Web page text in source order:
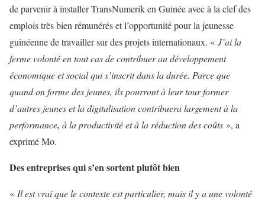
de parvenir à installer TransNumerik en Guinée avec à la clef des
emplois très bien rémunérés et l’opportunité pour la jeunesse
guinéenne de travailler sur des projets internationaux. « J’ai la
ferme volonté en tout cas de contribuer au développement
économique et social qui s’inscrit dans la durée. Parce que
quand on forme des jeunes, ils pourront à leur tour former
d’autres jeunes et la digitalisation contribuera largement à la
performance, à la productivité et à la réduction des coûts », a
exprimé Mo.
Des entreprises qui s’en sortent plutôt bien
« Il est vrai que le contexte est particulier, mais il y a une volonté